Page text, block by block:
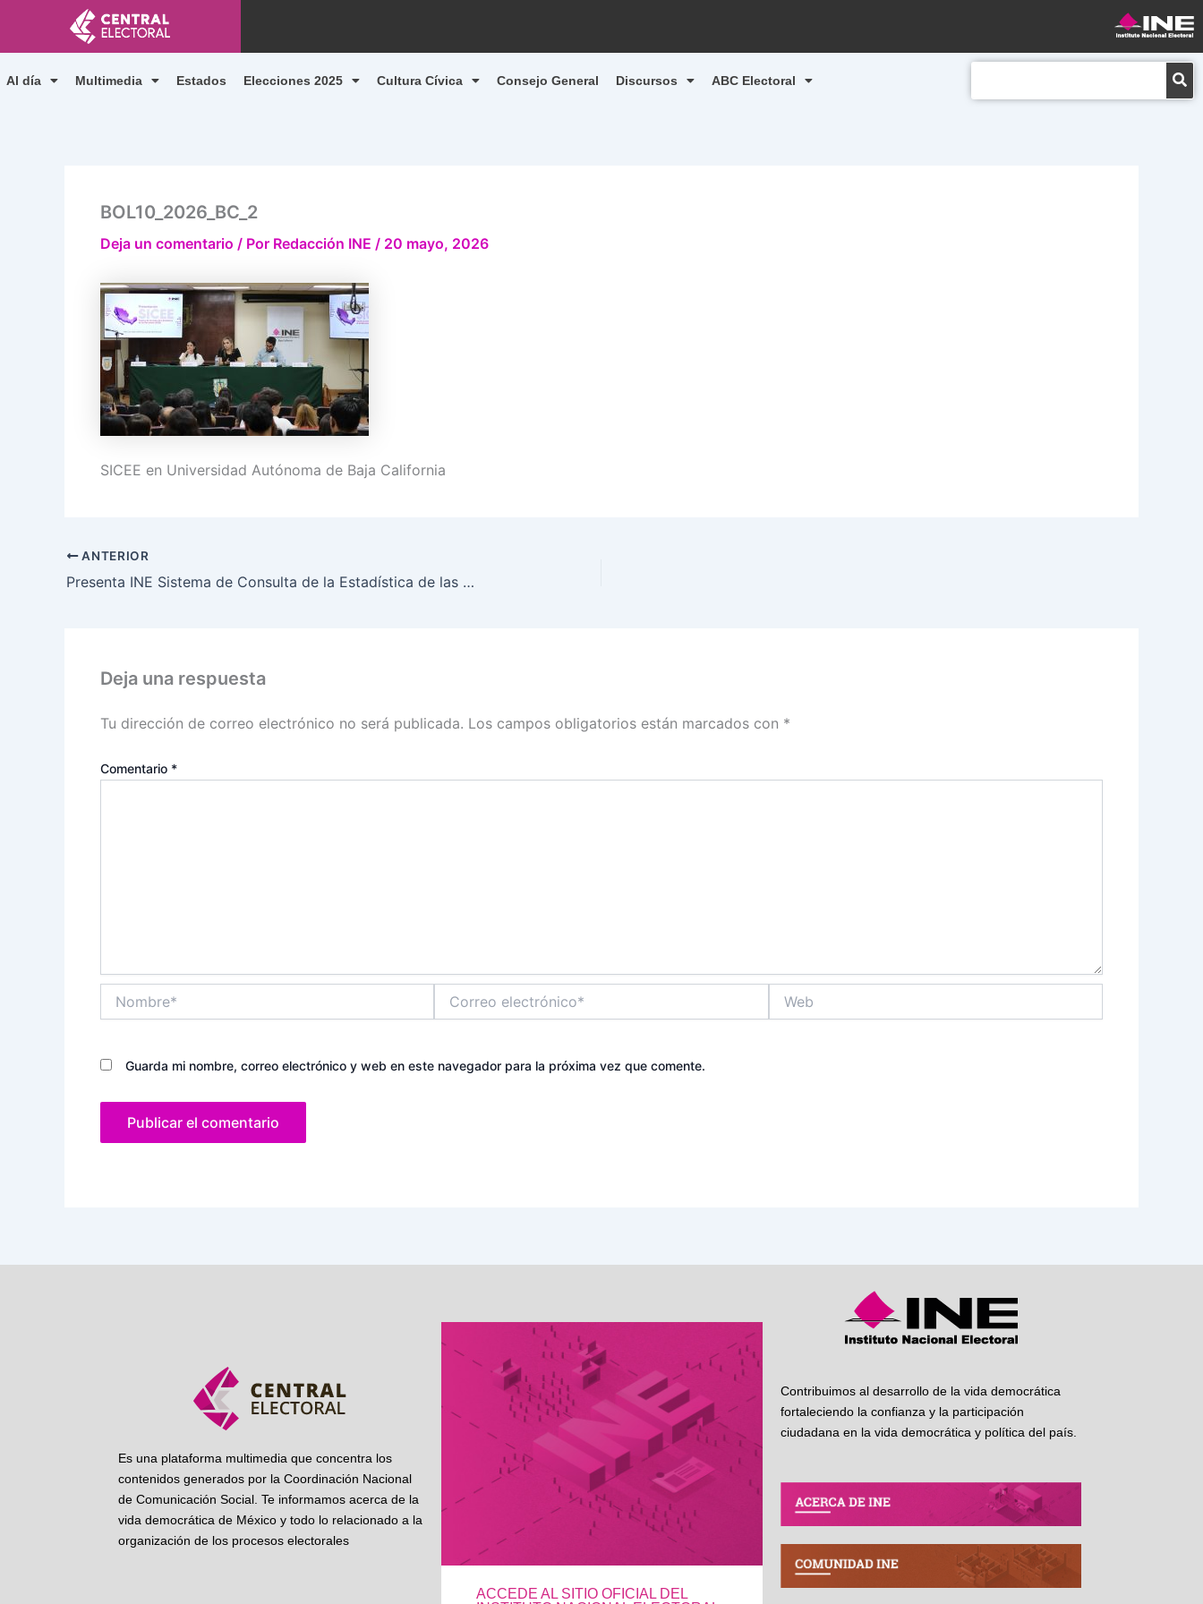
contenido
Al día Multimedia Estados Elecciones 2025 Cultura Cívica Consejo General Discursos ABC Electoral
BOL10_2026_BC_2
Deja un comentario / Por Redacción INE / 20 mayo, 2026
SICEE en Universidad Autónoma de Baja California
ANTERIOR
Presenta INE Sistema de Consulta de la Estadística de las Elecciones en la Universidad Autónoma de Baja California
Deja una respuesta
Tu dirección de correo electrónico no será publicada. Los campos obligatorios están marcados con *
Comentario *
electrónico*
Guarda mi nombre, correo electrónico y web en este navegador para la próxima vez que comente.
Es una plataforma multimedia que concentra los
contenidos generados por la Coordinación Nacional
de Comunicación Social. Te informamos acerca de la
vida democrática de México y todo lo relacionado a la
organización de los procesos electorales
ACCEDE AL SITIO OFICIAL DEL
Contribuimos al desarrollo de la vida democrática
fortaleciendo la confianza y la participación
ciudadana en la vida democrática y política del país.